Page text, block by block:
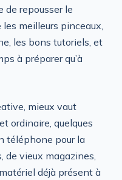
de repousser le
les meilleurs pinceaux,
les bons tutoriels, et
à préparer qu’à
mieux vaut
ordinaire, quelques
téléphone pour la
de vieux magazines,
déjà présent à